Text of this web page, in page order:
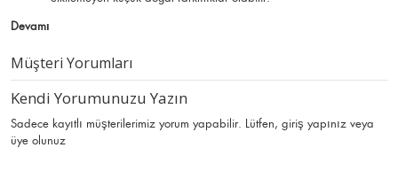
Devamı
Müşteri Yorumları
Kendi Yorumunuzu Yazın
Sadece kayıtlı müşterilerimiz yorum yapabilir. Lütfen, giriş yapınız veya
üye olunuz